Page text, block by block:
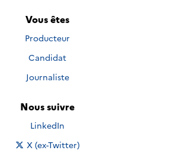
Vous êtes
Producteur
Candidat
Journaliste
Nous suivre
Nous suivre sur
LinkedIn
Nous suivre sur
X (ex-Twitter)